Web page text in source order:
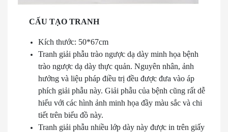
CẤU TẠO TRANH
Kích thước: 50*67cm
Tranh giải phẫu trào ngược dạ dày minh họa bệnh
trào ngược dạ dày thực quản. Nguyên nhân, ảnh
hưởng và liệu pháp điều trị đều được đưa vào áp
phích giải phẫu này. Giải phẫu của bệnh cũng rất dễ
hiểu với các hình ảnh minh họa đầy màu sắc và chi
tiết trên biểu đồ này.
Tranh giải phẫu nhiều lớp dày này được in trên giấy